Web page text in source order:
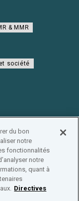
& MMR
société
Affiliation
du bon
notre
fonctionnalités
notre
quant à
Directives